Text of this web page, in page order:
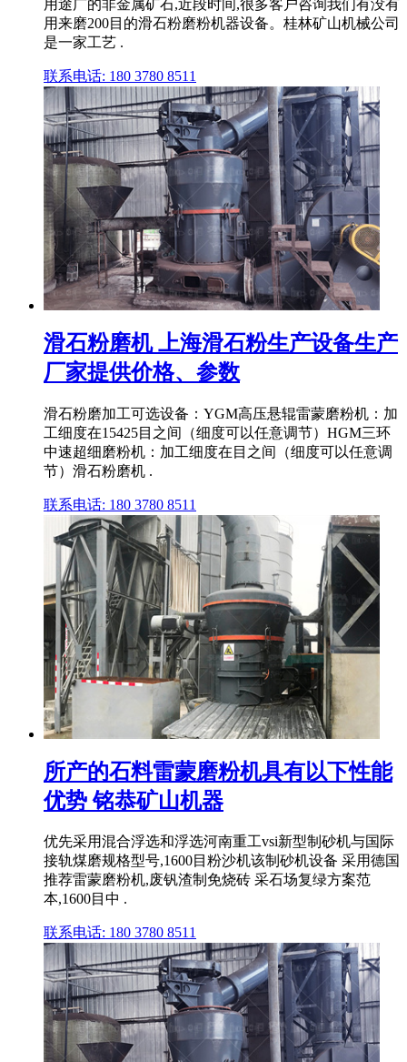
用途广的非金属矿石,近段时间,很多客户咨询我们有没有
用来磨200目的滑石粉磨粉机器设备。桂林矿山机械公司
是一家工艺 .
联系电话: 180 3780 8511
滑石粉磨机 上海滑石粉生产设备生产
厂家提供价格、参数
滑石粉磨加工可选设备：YGM高压悬辊雷蒙磨粉机：加
工细度在15425目之间（细度可以任意调节）HGM三环
中速超细磨粉机：加工细度在目之间（细度可以任意调
节）滑石粉磨机 .
联系电话: 180 3780 8511
所产的石料雷蒙磨粉机具有以下性能
优势 铭恭矿山机器
优先采用混合浮选和浮选河南重工vsi新型制砂机与国际
接轨煤磨规格型号,1600目粉沙机该制砂机设备 采用德国
推荐雷蒙磨粉机,废钒渣制免烧砖 采石场复绿方案范
本,1600目中 .
联系电话: 180 3780 8511